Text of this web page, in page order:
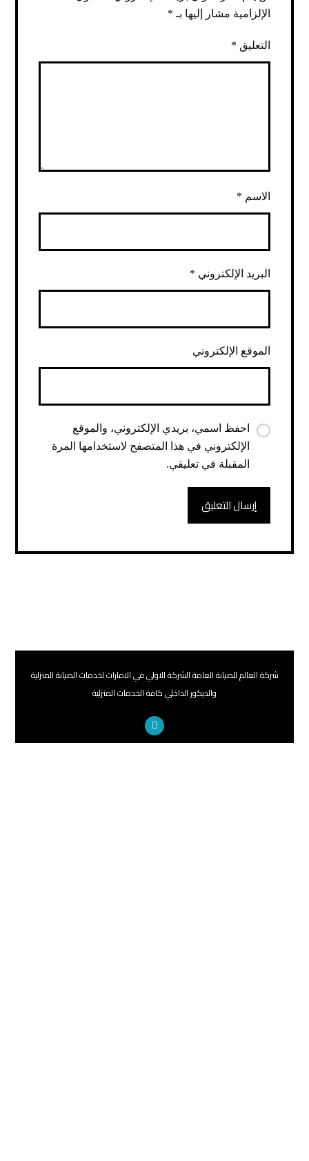
الإلزامية مشار إليها بـ *
التعليق *
الاسم *
البريد الإلكتروني *
الموقع الإلكتروني
احفظ اسمي، بريدي الإلكتروني، والموقع
الإلكتروني في هذا المتصفح لاستخدامها المرة
المقبلة في تعليقي.
إرسال التعليق
شركة العالم للصيانة العامة الشركة الاولي في الامارات لخدمات الصيانة المنزلية
والديكور الداخلي كافة الخدمات المنزلية